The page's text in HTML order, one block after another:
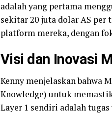
adalah yang pertama
sekitar 20 juta dolar AS
platform mereka, dengan
Visi dan Inovasi
Kenny menjelaskan bahwa
Knowledge) untuk
Layer 1 sendiri adalah